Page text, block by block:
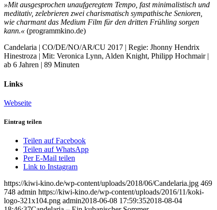
»Mit ausgesprochen unaufgeregtem Tempo, fast minimalistisch und
meditativ, zelebrieren zwei charismatisch sympathische Senioren,
wie charmant das Medium Film für den dritten Frühling sorgen
kann.« (programmkino.de)
Candelaria | CO/DE/NO/AR/CU 2017 | Regie: Jhonny Hendrix
Hinestroza | Mit: Veronica Lynn, Alden Knight, Philipp Hochmair |
ab 6 Jahren | 89 Minuten
Links
Webseite
Eintrag teilen
Teilen auf Facebook
Teilen auf WhatsApp
Per E-Mail teilen
Link to Instagram
https://kiwi-kino.de/wp-content/uploads/2018/06/Candelaria.jpg 469
748 admin https://kiwi-kino.de/wp-content/uploads/2016/11/koki-
logo-321x104.png admin2018-06-08 17:59:352018-08-04